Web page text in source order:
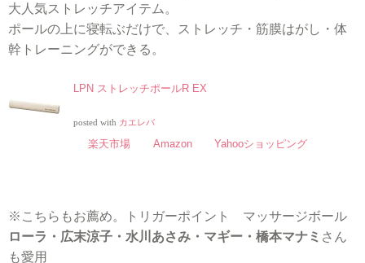
大人気ストレッチアイテム。
ポールの上に寝転ぶだけで、ストレッチ・筋膜はがし・体
幹トレーニングができる。
LPN ストレッチポールR EX
posted with カエレバ
楽天市場 Amazon Yahooショッピング
※こちらもお薦め。トリガーポイント マッサージボール
ローラ・広末涼子・水川あさみ・マギー・橋本マナミ さん
も愛用